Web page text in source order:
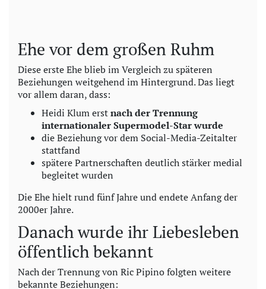
Ehe vor dem großen Ruhm
Diese erste Ehe blieb im Vergleich zu späteren
Beziehungen weitgehend im Hintergrund. Das liegt
vor allem daran, dass:
Heidi Klum erstnach der Trennung
internationaler Supermodel-Star wurde
die Beziehung vor dem Social-Media-Zeitalter
stattfand
spätere Partnerschaften deutlich stärker medial
begleitet wurden
Die Ehe hielt rund fünf Jahre und endete Anfang der
2000er Jahre.
Danach wurde ihr Liebesleben
öffentlich bekannt
Nach der Trennung von Ric Pipino folgten weitere
bekannte Beziehungen: